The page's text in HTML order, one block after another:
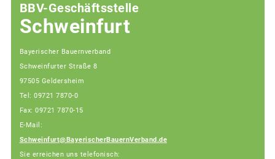
BBV-Geschäftsstelle
Schweinfurt
Bayerischer Bauernverband
Schweinfurter Straße 8
97505 Geldersheim
Tel: 09721 7870-0
Fax: 09721 7870-15
E-Mail:
Schweinfurt@BayerischerBauernVerband.de
Sie erreichen uns telefonisch: